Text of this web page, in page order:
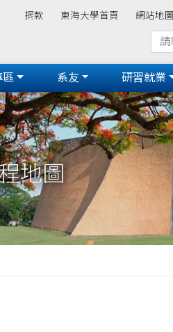
捐款 東海大學首頁 網站地圖
系友 研習就業
地圖